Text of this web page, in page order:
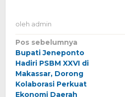
oleh admin
Navigasi
pos
Pos sebelumnya
Bupati Jeneponto
Hadiri PSBM XXVI di
Makassar, Dorong
Kolaborasi Perkuat
Ekonomi Daerah